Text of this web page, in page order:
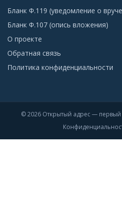
Бланк Ф.119 (уведомление о
Бланк Ф.107 (опись вложения)
О проекте
Обратная связь
Политика конфиденциальности
© 2026 Открытый адрес —